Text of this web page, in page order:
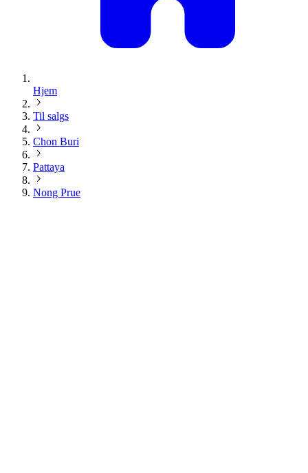
Hjem
Til salgs
Chon Buri
Pattaya
Nong Prue